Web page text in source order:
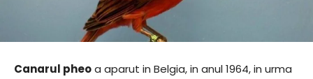
Canarul pheoa aparut in Belgia, in anul 1964, in urma